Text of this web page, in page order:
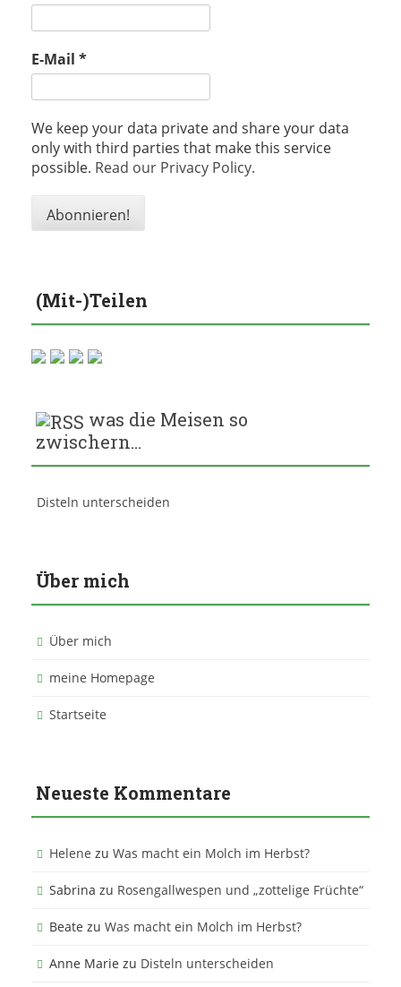
E-Mail *
We keep your data private and share your data
only with third parties that make this service
possible. Read our Privacy Policy.
(Mit-)Teilen
was die Meisen so
zwischern…
Disteln unterscheiden
Über mich
Über mich
meine Homepage
Startseite
Neueste Kommentare
Helene zu Was macht ein Molch im Herbst?
Sabrina zu Rosengallwespen und „zottelige Früchte“
Beate zu Was macht ein Molch im Herbst?
Anne Marie zu Disteln unterscheiden